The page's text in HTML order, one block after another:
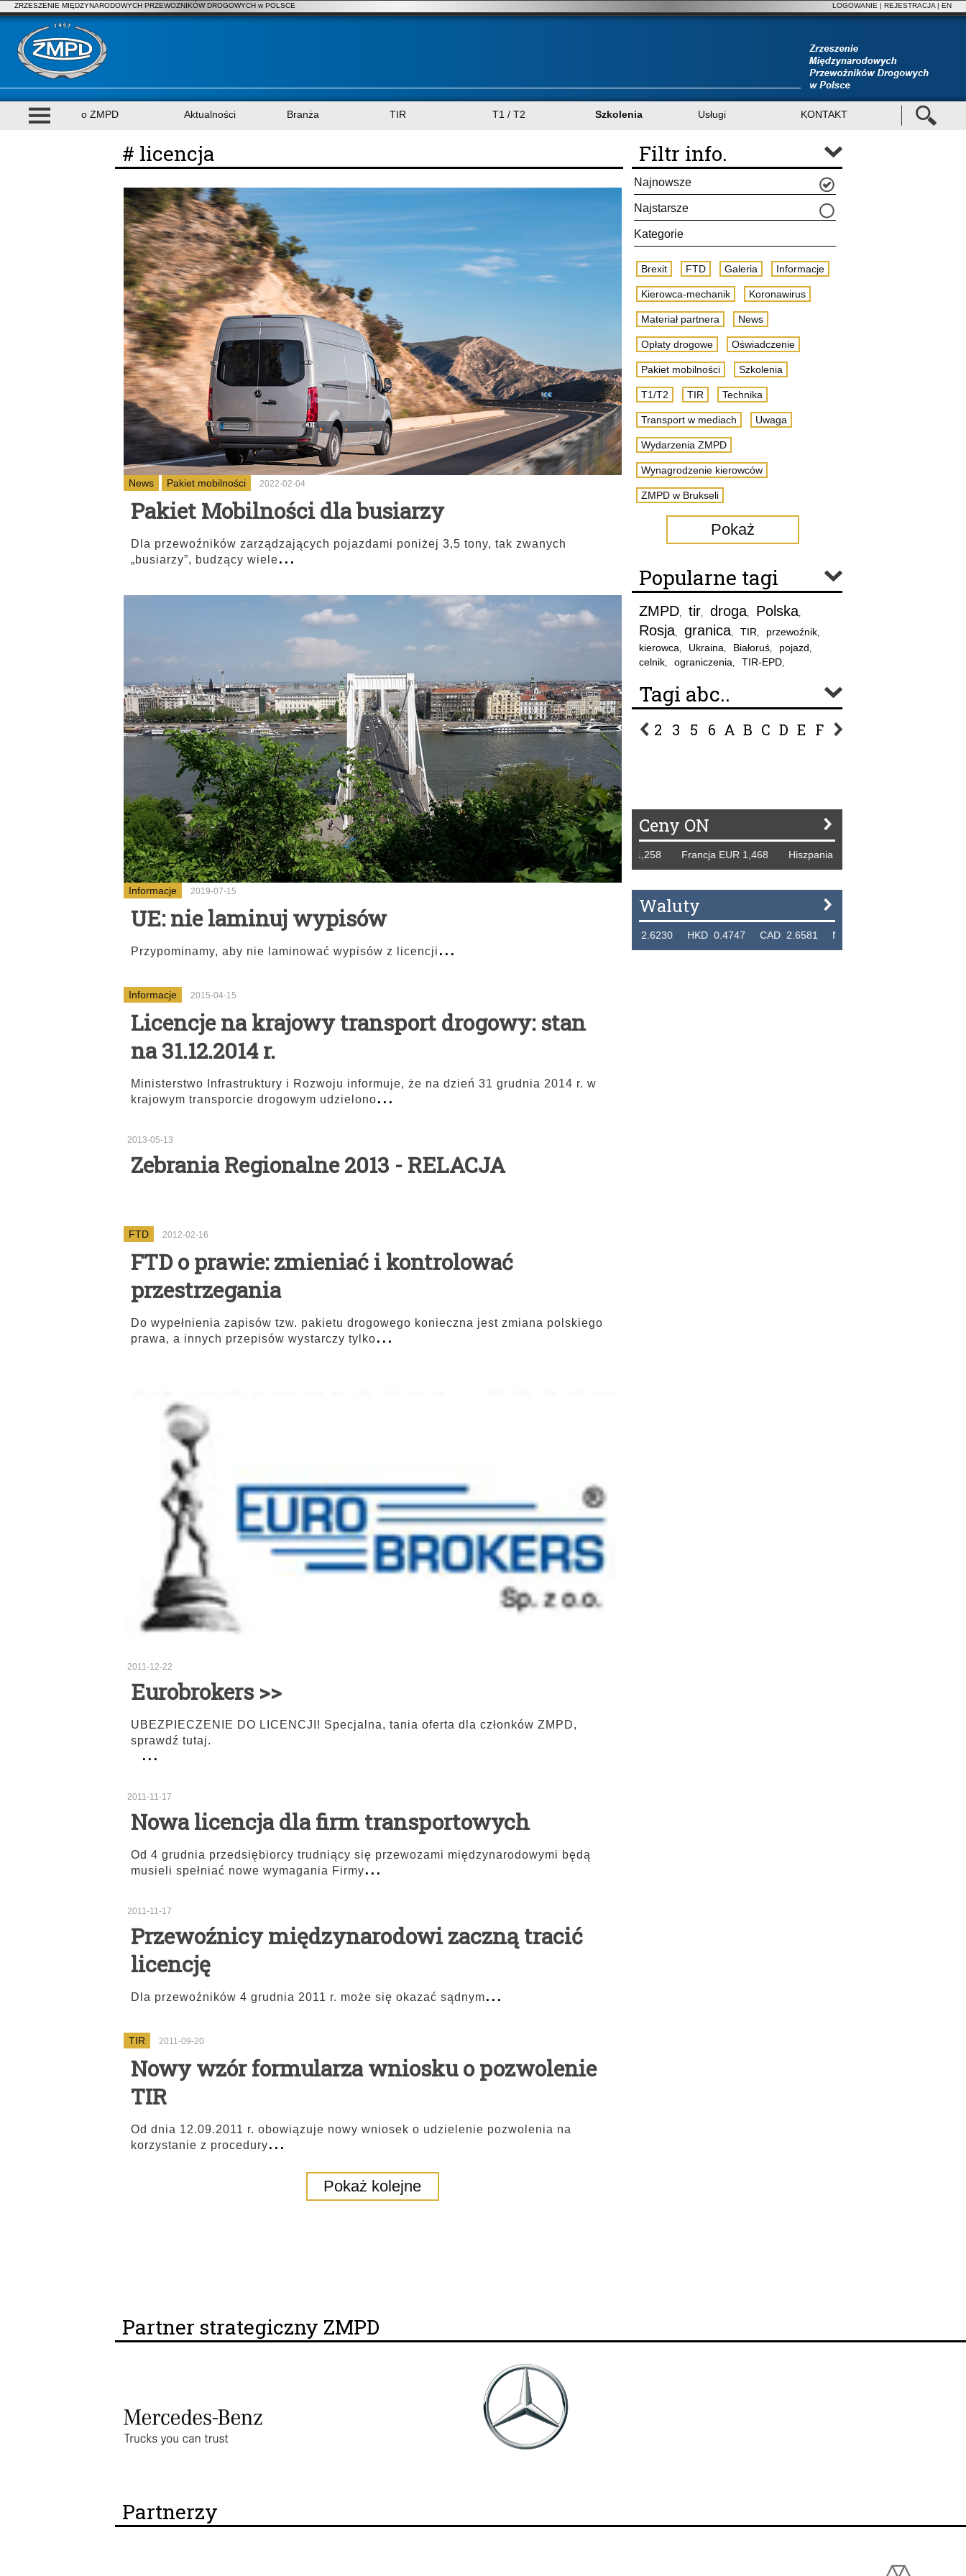
ZRZESZENIE MIĘDZYNARODOWYCH PRZEWOZNIKÓW DROGOWYCH w POLSCE LOGOWANIE | REJESTRACJA | EN
o ZMPD Aktualności Branża TIR T1 / T2 Szkolenia Usługi KONTAKT
# licencja
News Pakiet mobilności 2022-02-04
Pakiet Mobilności dla busiarzy
Dla przewoźników zarządzających pojazdami poniżej 3,5 tony, tak zwanych
„busiarzy”, budzący wiele...
Informacje 2019-07-15
UE: nie laminuj wypisów
Przypominamy, aby nie laminować wypisów z licencji ...
Informacje 2015-04-15
Licencje na krajowy transport drogowy: stan
na 31.12.2014 r.
Ministerstwo Infrastruktury i Rozwoju informuje, że na dzień 31 grudnia 2014 r. w
krajowym transporcie drogowym udzielono...
2013-05-13
Zebrania Regionalne 2013 - RELACJA
FTD 2012-02-16
FTD o prawie: zmieniać i kontrolować
przestrzegania
Do wypełnienia zapisów tzw. pakietu drogowego konieczna jest zmiana polskiego
prawa, a innych przepisów wystarczy tylko...
2011-12-22
Eurobrokers >>
UBEZPIECZENIE DO LICENCJI! Specjalna, tania oferta dla członków ZMPD,
sprawdź tutaj.
...
2011-11-17
Nowa licencja dla firm transportowych
Od 4 grudnia przedsiębiorcy trudniący się przewozami międzynarodowymi będą
musieli spełniać nowe wymagania Firmy...
2011-11-17
Przewoźnicy międzynarodowi zaczną tracić
licencję
Dla przewoźników 4 grudnia 2011 r. może się okazać sądnym...
TIR 2011-09-20
Nowy wzór formularza wniosku o pozwolenie
TIR
Od dnia 12.09.2011 r. obowiązuje nowy wniosek o udzielenie pozwolenia na
korzystanie z procedury...
Pokaż kolejne
Filtr info.
Najnowsze
Najstarsze
Kategorie
Brexit FTD Galeria Informacje
Kierowca-mechanik Koronawirus
Materiał partnera News
Opłaty drogowe Oświadczenie
Pakiet mobilności Szkolenia
T1/T2 TIR Technika
Transport w mediach Uwaga
Wydarzenia ZMPD
Wynagrodzenie kierowców
ZMPD w Brukseli
Pokaż
Popularne tagi
ZMPD, tir, droga, Polska,
Rosja, granica, TIR, przewoźnik,
kierowca, Ukraina, Białoruś, pojazd,
celnik, ograniczenia, TIR-EPD,
Tagi abc..
2 3 5 6 A B C D E F G
Ceny ON
Tydzień 42/2019 r. Niemcy EUR 1,258 Francja EUR 1,468 Hiszpania EUR 1,229 WB GBP
Waluty
THB 0.1126 USD 3.7236 AUD 2.6230 HKD 0.4747 CAD 2.6581 NZD 2.1889 SGD 2.9048
Partner strategiczny ZMPD
Partnerzy